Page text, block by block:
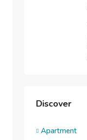
Discover
Apartment